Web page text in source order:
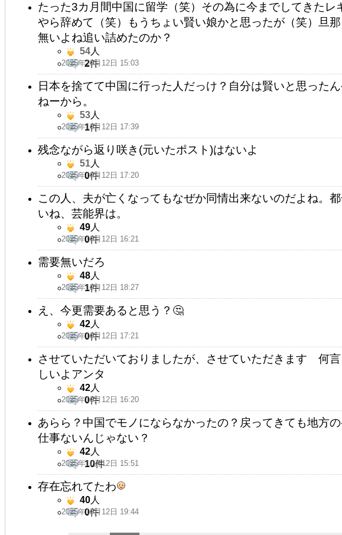
たった3カ月間中国に留学（笑）その為に今までしてきたレ
やら辞めて（笑）もうちょい賢い娘かと思ったが（笑）旦
無いよね追い詰めたのか？
2025年10月12日 15:03
54人
2件
日本を捨てて中国に行った人だっけ？自分は賢いと思った
ねーから。
2025年10月12日 17:39
53人
1件
残念ながら返り咲き(元いたポスト)はないよ
2025年10月12日 17:20
51人
0件
この人、夫が亡くなってもなぜか同情出来ないのだよね。
いね、芸能界は。
2025年10月12日 16:21
49人
0件
需要無いだろ
2025年10月12日 18:27
48人
1件
え、今更需要あると思う？🤔
2025年10月12日 17:21
42人
0件
させていただいておりましたが、させていただきます 何
しいよアンタ
2025年10月12日 16:20
42人
0件
あらら？中国でモノにならなかったの？戻ってきても地方
仕事ないんじゃない？
2025年10月12日 15:51
42人
10件
存在忘れてたわ
2025年10月12日 19:44
40人
0件